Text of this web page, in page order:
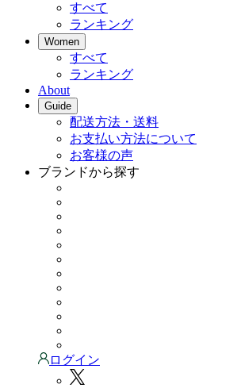
すべて
ランキング
Women
すべて
ランキング
About
Guide
配送方法・送料
お支払い方法について
お客様の声
ブランドから探す
ログイン